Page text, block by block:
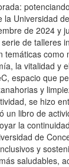
la Universidad
de 2024 y
de talleres
temáticas
la vitalidad y
espacio que
y
se hizo
un libro de
la
de
y
saludables,